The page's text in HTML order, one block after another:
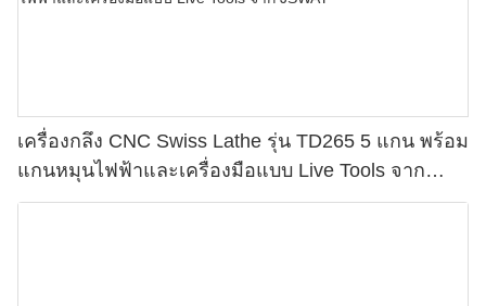
เครื่องกลึง CNC Swiss Lathe รุ่น TD265 5 แกน พร้อม
แกนหมุนไฟฟ้าและเครื่องมือแบบ Live Tools จาก
JSWAY